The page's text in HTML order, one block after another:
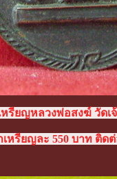
หรียญหลวงพ่อสงฆ์ วัด
เหรียญละ 550 บาท ติด